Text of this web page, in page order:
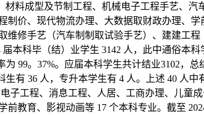
料成型及节制工程、机械电子工程手艺、汽
价、现代物流办理、大数据取财政办理、
修手艺（汽车制制取试验手艺）、建建工
本科毕（结）业学生 3142 人，此中通俗本科
99。37%。应届本科学生共计结业3102，总
有 36 人，专升本学生有 4 人。上述 40 人中
子工程、消息工程、人居、工商办理、儿童
教育、影视动画等 17 个本科专业。截至